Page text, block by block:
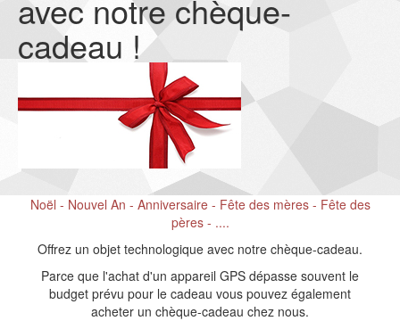
avec notre chèque-
cadeau !
Noël - Nouvel An - Anniversaire - Fête des mères - Fête des
pères - ....
Offrez un objet technologique avec notre chèque-cadeau.
Parce que l'achat d'un appareil GPS dépasse souvent le
budget prévu pour le cadeau vous pouvez également
acheter un chèque-cadeau chez nous.